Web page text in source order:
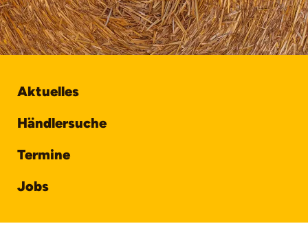
Aktuelles
Händlersuche
Termine
Jobs